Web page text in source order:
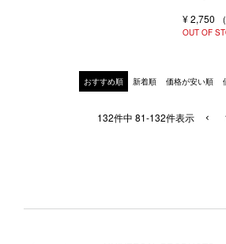
¥2,750
OUT OF
おすすめ順 新着順 価格が安い順
132件中 81-132件表示